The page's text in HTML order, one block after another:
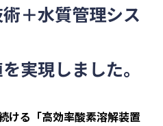
＋水質管理シス
実現しました。
ける「高効率酸素溶解装置